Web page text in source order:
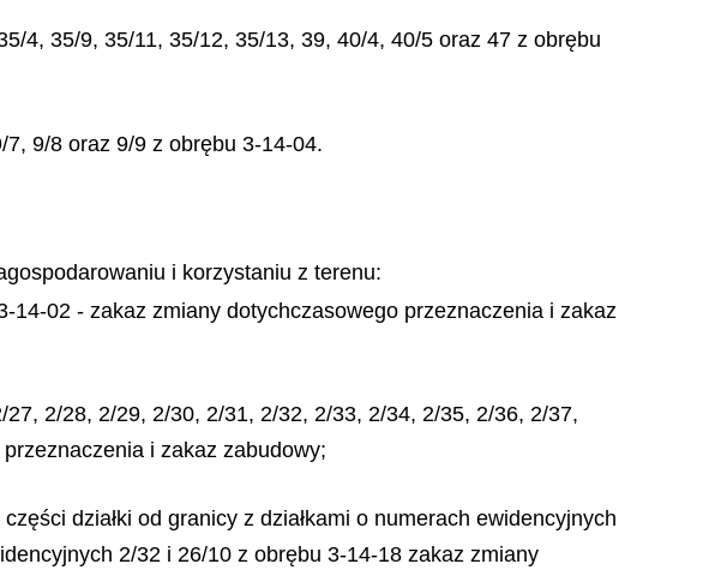
4, 35/9, 35/11, 35/12, 35/13, 39, 40/4, 40/5 oraz 47 z obrębu
9/8 oraz 9/9 z obrębu 3-14-04.
i korzystaniu z terenu:
14-02 - zakaz zmiany dotychczasowego przeznaczenia i zakaz
2/28, 2/29, 2/30, 2/31, 2/32, 2/33, 2/34, 2/35, 2/36, 2/37,
i zakaz zabudowy;
działki od granicy z działkami o numerach ewidencyjnych
2/32 i 26/10 z obrębu 3-14-18 zakaz zmiany